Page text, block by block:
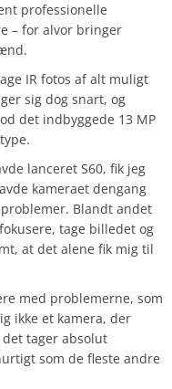
professionelle
– for alvor bringer
IR fotos af alt muligt
sig dog snart, og
det indbyggede 13 MP
lanceret S60, fik jeg
kameraet dengang
Blandt andet
tage billedet og
at det alene fik mig til
med problemerne, som
ikke et kamera, der
tager absolut
som de fleste andre